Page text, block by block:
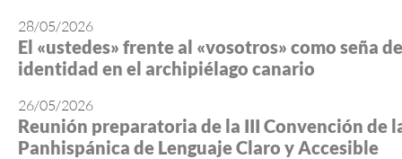
28/05/2026
El «ustedes» frente al «vosotros» como seña de
identidad en el archipiélago canario
26/05/2026
Reunión preparatoria de la III Convención de
Panhispánica de Lenguaje Claro y Accesible